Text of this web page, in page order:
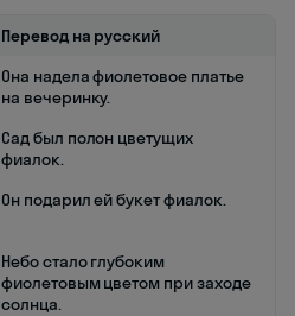
Перевод на русский
Она надела фиолетовое платье
на вечеринку.
Сад был полон цветущих
фиалок.
Он подарил ей букет фиалок.
Небо стало глубоким
фиолетовым цветом при заходе
солнца.